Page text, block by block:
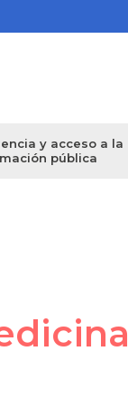
y acceso a la
pública